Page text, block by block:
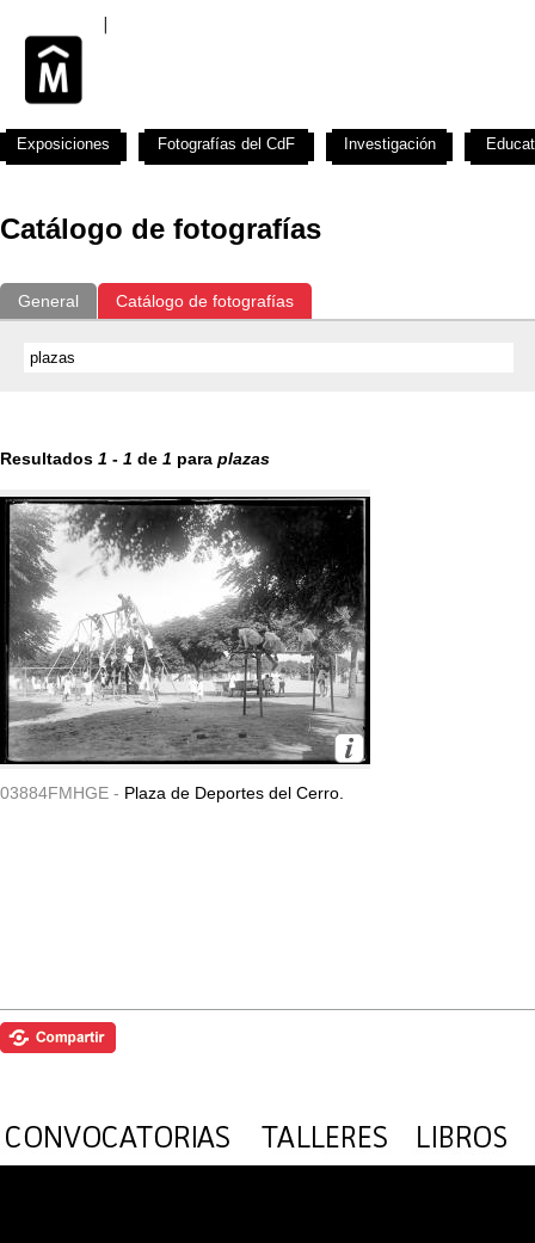
Catálogo de fotografías
General Catálogo de fotografías
Resultados 1 - 1 de 1 para plazas
03884FMHGE - Plaza de Deportes del Cerro.
Exposiciones Fotografías del CdF Investigación